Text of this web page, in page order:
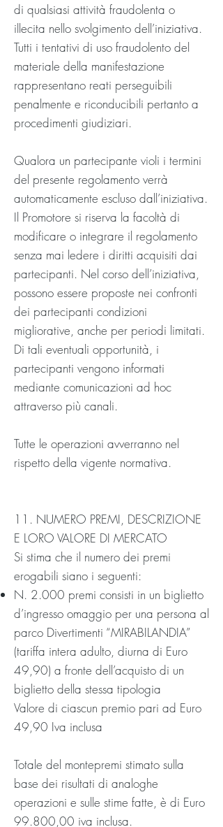
di qualsiasi attività fraudolenta o
illecita nello svolgimento dell’iniziativa.
Tutti i tentativi di uso fraudolento del
materiale della manifestazione
rappresentano reati perseguibili
penalmente e riconducibili pertanto a
procedimenti giudiziari.
Qualora un partecipante violi i termini
del presente regolamento verrà
automaticamente escluso dall’iniziativa.
Il Promotore si riserva la facoltà di
modificare o integrare il regolamento
senza mai ledere i diritti acquisiti dai
partecipanti. Nel corso dell’iniziativa,
possono essere proposte nei confronti
dei partecipanti condizioni
migliorative, anche per periodi limitati.
Di tali eventuali opportunità, i
partecipanti vengono informati
mediante comunicazioni ad hoc
attraverso più canali.
Tutte le operazioni avverranno nel
rispetto della vigente normativa.
11. NUMERO PREMI, DESCRIZIONE
E LORO VALORE DI MERCATO
Si stima che il numero dei premi
erogabili siano i seguenti:
N. 2.000 premi consisti in un biglietto
d’ingresso omaggio per una persona al
parco Divertimenti “MIRABILANDIA”
(tariffa intera adulto, diurna di Euro
49,90) a fronte dell’acquisto di un
biglietto della stessa tipologia
Valore di ciascun premio pari ad Euro
49,90 Iva inclusa
Totale del montepremi stimato sulla
base dei risultati di analoghe
operazioni e sulle stime fatte, è di Euro
99.800,00 iva inclusa.